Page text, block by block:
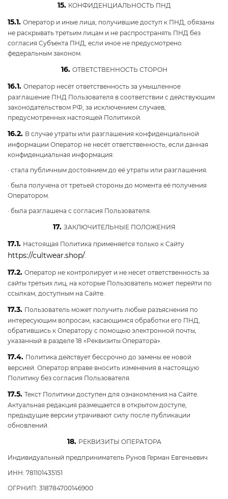
15. КОНФИДЕНЦИАЛЬНОСТЬ ПНД
15.1. Оператор и иные лица, получившие доступ к ПНД, обязаны
не раскрывать третьим лицам и не распространять ПНД без
согласия Субъекта ПНД, если иное не предусмотрено
федеральным законом.
16. ОТВЕТСТВЕННОСТЬ СТОРОН
16.1. Оператор несёт ответственность за умышленное
разглашение ПНД Пользователя в соответствии с действующим
законодательством РФ, за исключением случаев,
предусмотренных настоящей Политикой.
16.2. В случае утраты или разглашения конфиденциальной
информации Оператор не несёт ответственность, если данная
конфиденциальная информация:
· стала публичным достоянием до её утраты или разглашения.
· была получена от третьей стороны до момента её получения
Оператором.
· была разглашена с согласия Пользователя.
17. ЗАКЛЮЧИТЕЛЬНЫЕ ПОЛОЖЕНИЯ
17.1. Настоящая Политика применяется только к Сайту
https://cultwear.shop/.
17.2. Оператор не контролирует и не несет ответственность за
сайты третьих лиц, на которые Пользователь может перейти по
ссылкам, доступным на Сайте.
17.3. Пользователь может получить любые разъяснения по
интересующим вопросам, касающимся обработки его ПНД,
обратившись к Оператору с помощью электронной почты,
указанный в разделе 18 «Реквизиты Оператора».
17.4. Политика действует бессрочно до замены ее новой
версией. Оператор вправе вносить изменения в настоящую
Политику без согласия Пользователя.
17.5. Текст Политики доступен для ознакомления на Сайте.
Актуальная редакция размещается в открытом доступе,
предыдущие версии утрачивают силу после публикации
обновлений.
18. РЕКВИЗИТЫ ОПЕРАТОРА
Индивидуальный предприниматель Рунов Герман Евгеньевич
ИНН: 781101435151
ОГРНИП: 318784700146900